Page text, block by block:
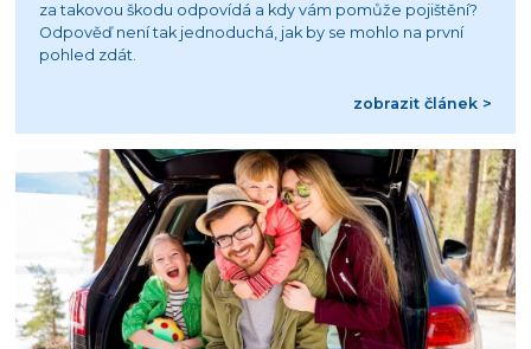
za takovou škodu odpovídá a kdy vám pomůže pojištění?
Odpověď není tak jednoduchá, jak by se mohlo na první
pohled zdát.
zobrazit článek >